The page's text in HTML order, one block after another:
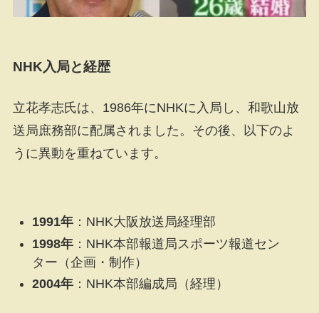
NHK入局と経歴
立花孝志氏は、1986年にNHKに入局し、和歌山放
送局庶務部に配属されました。その後、以下のよ
うに異動を重ねています。
1991年：NHK大阪放送局経理部
1998年：NHK本部報道局スポーツ報道セン
ター（企画・制作）
2004年：NHK本部編成局（経理）